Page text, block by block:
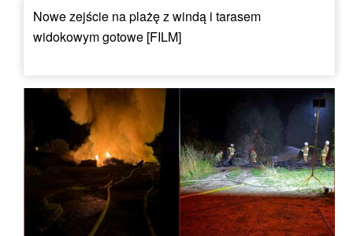
Nowe zejście na plażę z windą i tarasem
widokowym gotowe [FILM]